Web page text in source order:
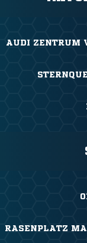
AUDI ZENTRUM
RASENPLATZ